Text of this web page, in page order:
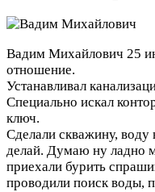
Вадим Михайлович 25
отношение.
Устанавливал
Специально искал
ключ.
Сделали скважину, воду
делай. Думаю ну ладно
приехали бурить
проводили поиск воды,